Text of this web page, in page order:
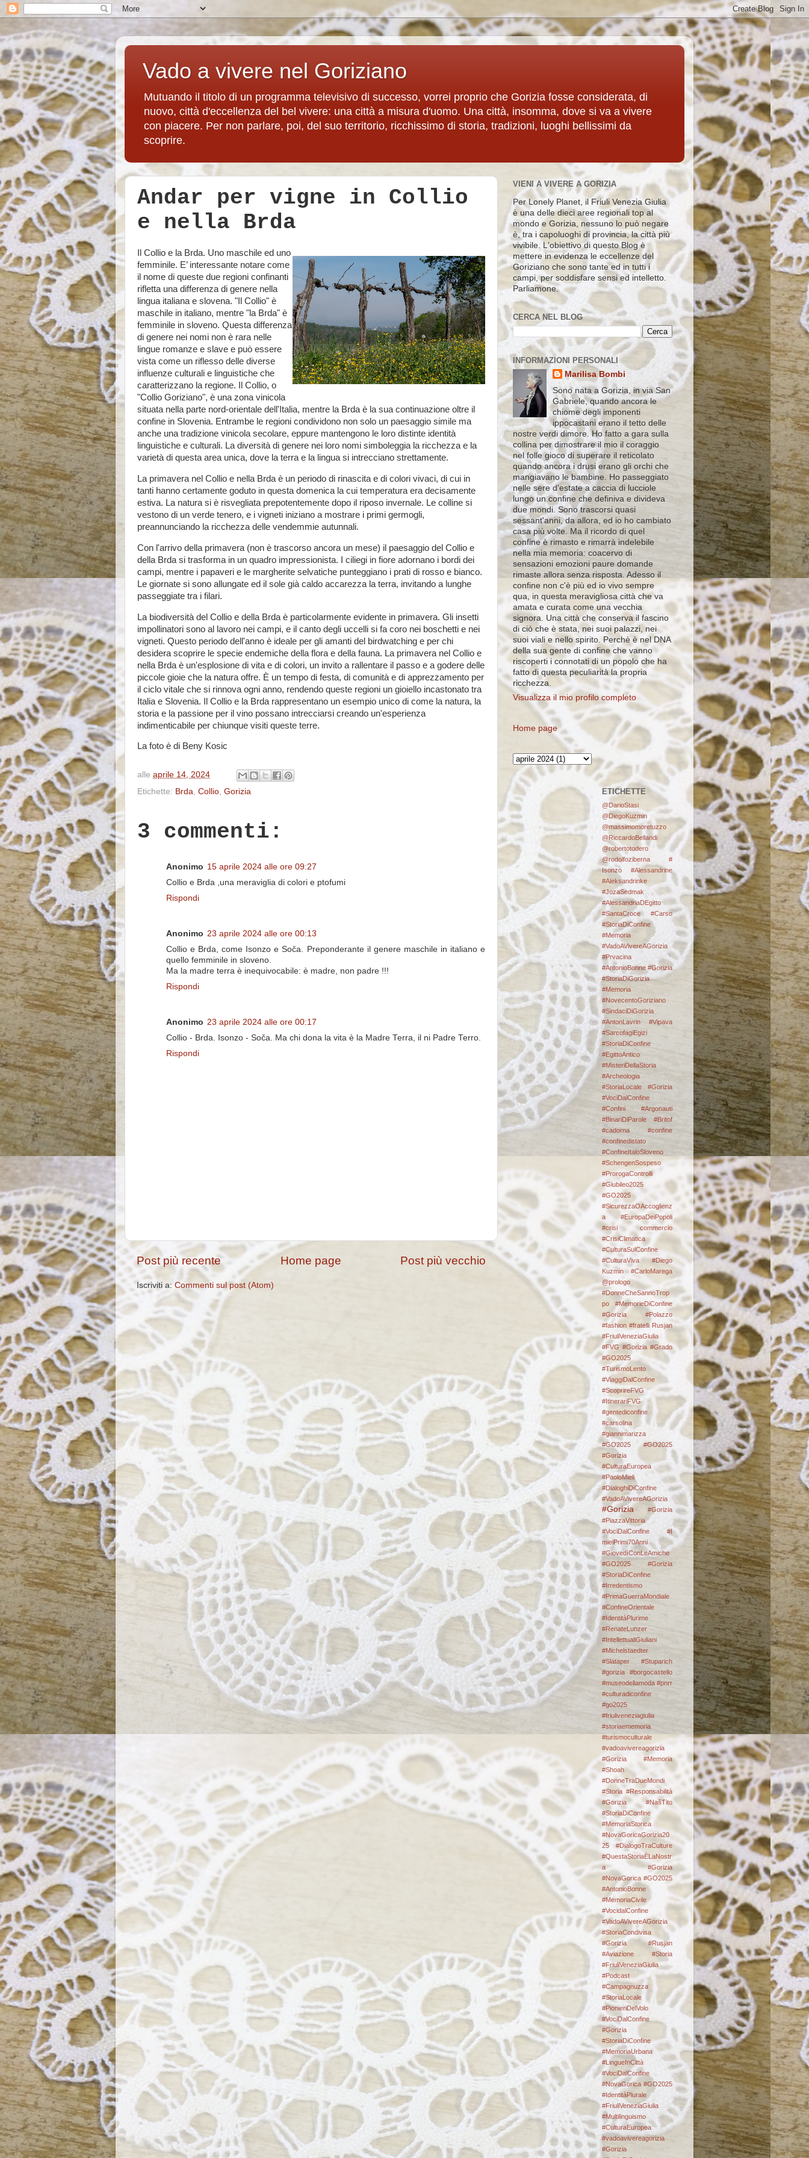
Vado a vivere nel Goriziano
Mutuando il titolo di un programma televisivo di successo, vorrei proprio che Gorizia fosse considerata, di
nuovo, città d'eccellenza del bel vivere: una città a misura d'uomo. Una città, insomma, dove si va a vivere
con piacere. Per non parlare, poi, del suo territorio, ricchissimo di storia, tradizioni, luoghi bellissimi da
scoprire.
Andar per vigne in Collio
e nella Brda
Il Collio e la Brda. Uno maschile ed uno
femminile. E’ interessante notare come
il nome di queste due regioni confinanti
rifletta una differenza di genere nella
lingua italiana e slovena. "Il Collio" è
maschile in italiano, mentre "la Brda" è
femminile in sloveno. Questa differenza
di genere nei nomi non è rara nelle
lingue romanze e slave e può essere
vista come un riflesso delle diverse
influenze culturali e linguistiche che
caratterizzano la regione. Il Collio, o
"Collio Goriziano", è una zona vinicola
situata nella parte nord-orientale dell'Italia, mentre la Brda è la sua continuazione oltre il
confine in Slovenia. Entrambe le regioni condividono non solo un paesaggio simile ma
anche una tradizione vinicola secolare, eppure mantengono le loro distinte identità
linguistiche e culturali. La diversità di genere nei loro nomi simboleggia la ricchezza e la
varietà di questa area unica, dove la terra e la lingua si intrecciano strettamente.
La primavera nel Collio e nella Brda è un periodo di rinascita e di colori vivaci, di cui in
tanti hanno certamente goduto in questa domenica la cui temperatura era decisamente
estiva. La natura si è risvegliata prepotentemente dopo il riposo invernale. Le colline si
vestono di un verde tenero, e i vigneti iniziano a mostrare i primi germogli,
preannunciando la ricchezza delle vendemmie autunnali.
Con l'arrivo della primavera (non è trascorso ancora un mese) il paesaggio del Collio e
della Brda si trasforma in un quadro impressionista. I ciliegi in fiore adornano i bordi dei
campi, mentre i papaveri e le margherite selvatiche punteggiano i prati di rosso e bianco.
Le giornate si sono allungate ed il sole già caldo accarezza la terra, invitando a lunghe
passeggiate tra i filari.
La biodiversità del Collio e della Brda è particolarmente evidente in primavera. Gli insetti
impollinatori sono al lavoro nei campi, e il canto degli uccelli si fa coro nei boschetti e nei
vigneti. Questo periodo dell'anno è ideale per gli amanti del birdwatching e per chi
desidera scoprire le specie endemiche della flora e della fauna. La primavera nel Collio e
nella Brda è un'esplosione di vita e di colori, un invito a rallentare il passo e a godere delle
piccole gioie che la natura offre. È un tempo di festa, di comunità e di apprezzamento per
il ciclo vitale che si rinnova ogni anno, rendendo queste regioni un gioiello incastonato tra
Italia e Slovenia. Il Collio e la Brda rappresentano un esempio unico di come la natura, la
storia e la passione per il vino possano intrecciarsi creando un'esperienza
indimenticabile per chiunque visiti queste terre.
La foto è di Beny Kosic
alle aprile 14, 2024
Etichette: Brda Collio Gorizia
3 commenti:
Anonimo 15 aprile 2024 alle ore 09:27
Collio e Brda ,una meraviglia di colori e ptofumi
Rispondi
Anonimo 23 aprile 2024 alle ore 00:13
Collio e Brda, come Isonzo e Soča. Preponderante il genere maschile in italiano e
quello femminile in sloveno.
Ma la madre terra è inequivocabile: è madre, non padre !!!
Rispondi
Anonimo 23 aprile 2024 alle ore 00:17
Collio - Brda. Isonzo - Soča. Ma chi dona la vita è la Madre Terra, il ni Padre Terro.
Rispondi
Post più recente Post più vecchio
Home page
Iscriviti a: Commenti sul post (Atom)
VIENI A VIVERE A GORIZIA
Per Lonely Planet, il Friuli Venezia Giulia
è una delle dieci aree regionali top al
mondo e Gorizia, nessuno lo può negare
è, tra i capoluoghi di provincia, la città più
vivibile. L'obiettivo di questo Blog è
mettere in evidenza le eccellenze del
Goriziano che sono tante ed in tutti i
campi, per soddisfare sensi ed intelletto.
Parliamone.
CERCA NEL BLOG
INFORMAZIONI PERSONALI
Marilisa Bombi
Sono nata a Gorizia, in via San
Gabriele, quando ancora le
chiome degli imponenti
ippocastani erano il tetto delle
nostre verdi dimore. Ho fatto a gara sulla
collina per dimostrare il mio il coraggio
nel folle gioco di superare il reticolato
quando ancora i drusi erano gli orchi che
mangiavano le bambine. Ho passeggiato
nelle sere d'estate a caccia di lucciole
lungo un confine che definiva e divideva
due mondi. Sono trascorsi quasi
sessant'anni, da allora, ed io ho cambiato
casa più volte. Ma il ricordo di quel
confine è rimasto e rimarrà indelebile
nella mia memoria: coacervo di
sensazioni emozioni paure domande
rimaste allora senza risposta. Adesso il
confine non c'è più ed io vivo sempre
qua, in questa meravigliosa città che va
amata e curata come una vecchia
signora. Una città che conserva il fascino
di ciò che è stata, nei suoi palazzi, nei
suoi viali e nello spirito. Perchè è nel DNA
della sua gente di confine che vanno
riscoperti i connotati di un popolo che ha
fatto di questa peculiarità la propria
ricchezza.
Visualizza il mio profilo completo
Home page
ETICHETTE
@DarioStasi
@DiegoKuzmin
@massimomoretuzzo
@RiccardoBellandi
@robertotodero
@rodolfoziberna
#
Isonzo
#Alessandrine
#Aleksandrinke
#JozaSedmak
#AlessandriaDEgitto
#SantaCroce #Carso
#StoriaDiConfine
#Memoria
#VadoAVivereAGorizia
#Prvacina
#AntonioBonne #Gorizia
#StoriaDiGorizia
#Memoria
#NovecentoGoriziano
#SindaciDiGorizia
#AntonLavrin #Vipava
#SarcofagiEgizi
#StoriaDiConfine
#EgittoAntico
#MisteriDellaStoria
#Archeologia
#StoriaLocale #Gorizia
#VociDalConfine
#Confini
#Argonauti
#BinariDiParole
#Britof
#cadorna
#confine
#confinedistato
#ConfineItaloSloveno
#SchengenSospeso
#ProrogaControlli
#Giubileo2025
#GO2025
#SicurezzaOAccoglienz
a #EuropaDeiPopoli
#crisi commercio
#CrisiClimatica
#CulturaSulConfine
#CulturaViva
#Diego
Kuzmin #CarloMarega
@prologo
#DonneCheSannoTrop
po #MemorieDiConfine
#Gorizia #Polazzo
#fashion #fratelli Rusjan
#FriuliVeneziaGiulia
#FVG #Gorizia #Grado
#GO2025
#TurismoLento
#ViaggiDalConfine
#ScoprireFVG
#ItinerariFVG
#gentediconfine
#carsolina
#giannimarizza
#GO2025
#GO2025
#Gorizia
#CulturaEuropea
#PaoloMieli
#DialoghiDiConfine
#VadoAVivereAGorizia
#Gorizia
#Gorizia
#PiazzaVittoria
#VociDalConfine #I
mieiPrimi70Anni
#GiovedìConLeAmiche
#GO2025
#Gorizia
#StoriaDiConfine
#Irredentismo
#PrimaGuerraMondiale
#ConfineOrientale
#IdentitàPlurime
#RenateLunzer
#IntellettualiGiuliani
#Michelstaedter
#Slataper #Stuparich
#gorizia #borgocastello
#museodellamoda #pnrr
#culturadiconfine
#go2025
#friuliveneziagiulia
#storiaememoria
#turismoculturale
#vadoavivereagorizia
#Gorizia #Memoria
#Shoah
#DonneTraDueMondi
#Storia #Responsabilità
#Gorizia #NašTito
#StoriaDiConfine
#MemoriaStorica
#NovaGoricaGorizia20
25 #DialogoTraCulture
#QuestaStoriaÈLaNostr
a
#Gorizia
#NovaGorica #GO2025
#AntonioBonne
#MemoriaCivile
#VocidalConfine
#VadoAVivereAGorizia
#StoriaCondivisa
#Gorizia #Rusjan
#Aviazione #Storia
#FriuliVeneziaGiulia
#Podcast
#Campagnuzza
#StoriaLocale
#PionieriDelVolo
#VociDalConfine
#Gorizia
#StoriaDiConfine
#MemoriaUrbana
#LingueInCittà
#VociDalConfine
#NovaGorica #GO2025
#IdentitàPlurale
#FriuliVeneziaGiulia
#Multilinguismo
#CulturaEuropea
#vadoavivereagorizia
#Gorizia